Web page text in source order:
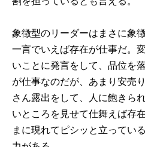
象徴型のリーダーはまさに象
一言でいえば存在が仕事だ。
いことに発言をして、品位を
が仕事なのだが、あまり安売
さん露出をして、人に飽きら
いところを見せて仕舞えば存
まに現れてピシッと立ってい